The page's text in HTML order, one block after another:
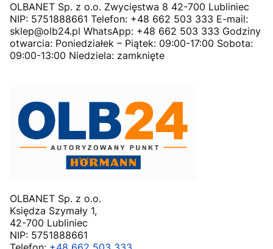
OLBANET Sp. z o.o. Zwycięstwa 8 42-700 Lubliniec
NIP: 5751888661 Telefon: +48 662 503 333 E-mail:
sklep@olb24.pl WhatsApp: +48 662 503 333 Godziny
otwarcia: Poniedziałek – Piątek: 09:00-17:00 Sobota:
09:00-13:00 Niedziela: zamknięte
OLBANET Sp. z o.o.
Księdza Szymały 1,
42-700 Lubliniec
NIP: 5751888661